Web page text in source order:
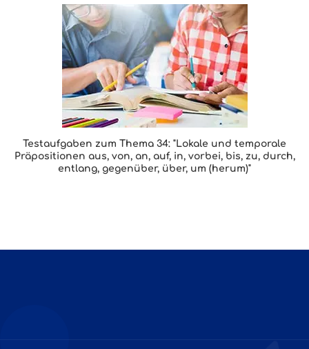
Testaufgaben zum Thema 34: "Lokale und temporale
Präpositionen aus, von, an, auf, in, vorbei, bis, zu, durch,
entlang, gegenüber, über, um (herum)"